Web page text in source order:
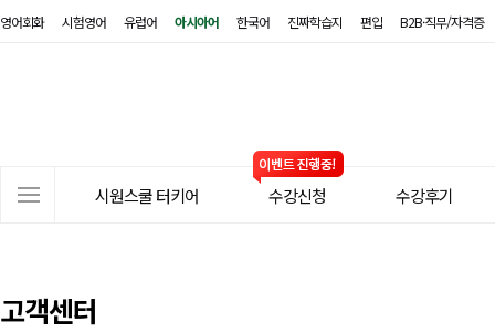
영어회화 시험영어 유럽어 아시아어 한국어 진짜학습지 편입 B2B·직무/자격증
시원스쿨 터키어 수강신청 수강후기
고객센터